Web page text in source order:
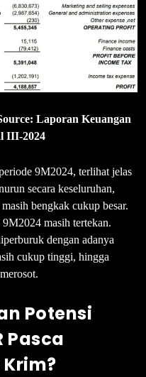
Laporan Keuangan
III-2024
9M2024, terlihat jelas
secara keseluruhan,
bengkak cukup besar.
masih tertekan.
dengan adanya
cukup tinggi, hingga
Potensi
Pasca
Krim?